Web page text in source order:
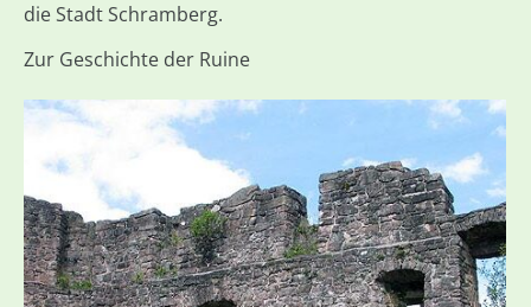
die Stadt Schramberg.
Zur Geschichte der Ruine